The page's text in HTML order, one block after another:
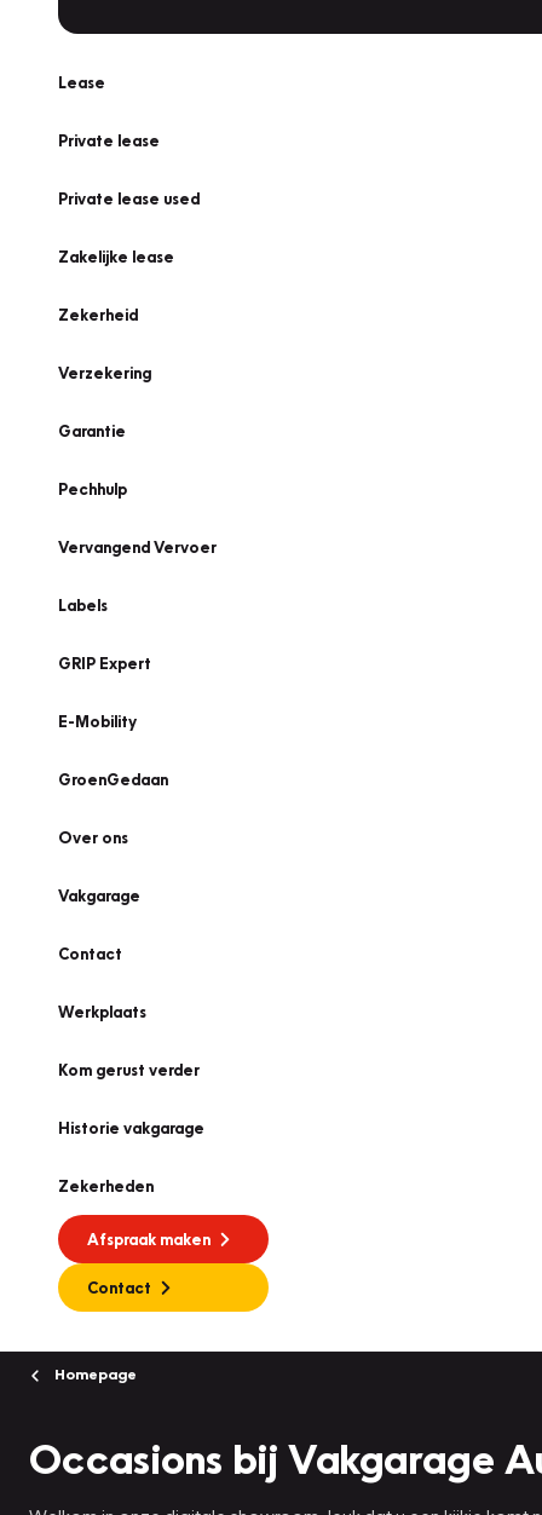
Lease
Private lease
Private lease used
Zakelijke lease
Zekerheid
Verzekering
Garantie
Pechhulp
Vervangend Vervoer
Labels
GRIP Expert
E-Mobility
GroenGedaan
Over ons
Vakgarage
Contact
Werkplaats
Kom gerust verder
Historie vakgarage
Zekerheden
Afspraak maken
Contact
Homepage
Occasions bij Vakgarage